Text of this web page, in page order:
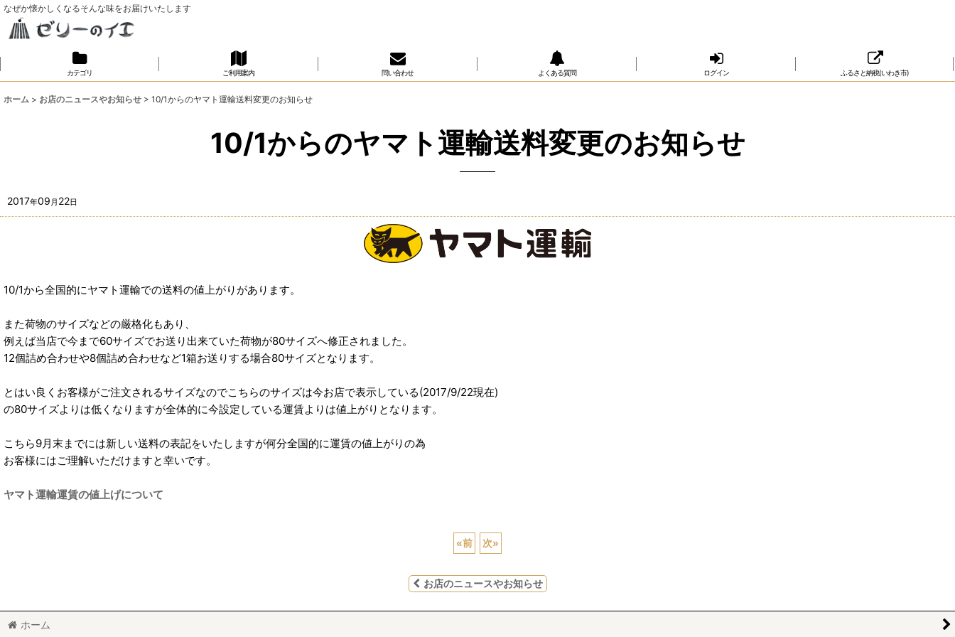
なぜか懐かしくなるそんな味をお届けいたします
カテゴリ ご利用案内 問い合わせ よくある質問 ログイン ふるさと納税(いわき市)
ホーム > お店のニュースやお知らせ > 10/1からのヤマト運輸送料変更のお知らせ
10/1からのヤマト運輸送料変更のお知らせ
2017年09 月 22日
10/1から全国的にヤマト運輸での送料の値上がりがあります。
また荷物のサイズなどの厳格化もあり、
例えば当店で今まで60サイズでお送り出来ていた荷物が80サイズへ修正されました。
12個詰め合わせや8個詰め合わせなど1箱お送りする場合80サイズとなります。
とはい良くお客様がご注文されるサイズなのでこちらのサイズは今お店で表示している(2017/9/22現在)
の80サイズよりは低くなりますが全体的に今設定している運賃よりは値上がりとなります。
こちら9月末までには新しい送料の表記をいたしますが何分全国的に運賃の値上がりの為
お客様にはご理解いただけますと幸いです。
ヤマト運輸運賃の値上げについて
«前 次»
お店のニュースやお知らせ
ホーム